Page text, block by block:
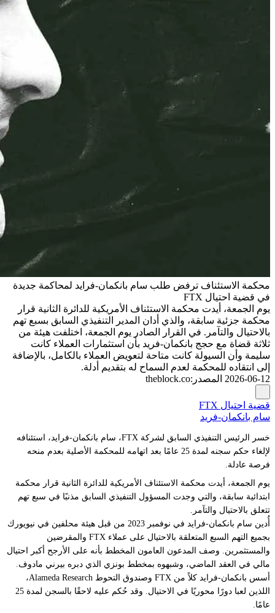
محكمة الاستئناف ترفض طلب سام بانكمان-فرايد لمحاكمة جديدة
في قضية احتيال FTX
يوم الجمعة، أيدت محكمة الاستئناف الأمريكية للدائرة الثانية قرار
محكمة جزئية سابقة، والذي أدان المدير التنفيذي السابق بسبع تهم
بالاحتيال والتآمر. في القرار الصادر يوم الجمعة، اختلفت هيئة من
ثلاثة قضاة مع حجج بانكمان-فريد بأن استثمارات العملاء كانت
سليمة وأن السيولة كانت متاحة لتعويض العملاء بالكامل، بالإضافة
إلى انتقاده للمحكمة لعدم السماح له بتقديم أدلة.
2026-06-12 المصدر :
theblock.co
قضية احتيال FTX
سام بانكمان-فريد
خسر الرئيس التنفيذي السابق لشركة FTX، سام بانكمان-فرايد، استئنافه
لإلغاء حكم سجنه لمدة 25 عامًا بعد اتهامه للمحكمة الأصلية بعدم منحه
فرصة عادلة.
يوم الجمعة، أيدت محكمة الاستئناف الأمريكية للدائرة الثانية قرار محكمة
ابتدائية سابقة، والتي وجدت المسؤول التنفيذي السابق مذنبًا في سبع تهم
تتعلق بالاحتيال والتآمر.
أُدين سام بانكمان-فرايد في نوفمبر 2023 من قبل هيئة محلفين في نيويورك
بجميع التهم السبع المتعلقة بالاحتيال على عملاء FTX والمقرضين
والمستثمرين. وصف المدعون العامون المخطط بأنه على الأرجح أكبر احتيال
مالي في العقد الماضي، وشبهوه بمخطط بونزي الذي دبره بيرني مادوف.
أسس بانكمان-فرايد كلاً من FTX وصندوق التحوط Alameda Research،
اللذين لعبا دورًا محوريًا في الاحتيال. وقد حُكم عليه لاحقًا بالسجن لمدة 25
عامًا.